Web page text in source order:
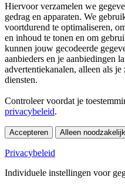
Hiervoor verzamelen we
gedrag en apparaten. We
voortdurend te optimaliseren,
en inhoud te tonen en om
kunnen jouw gecodeerde
aanbieders en je aanbiedingen
advertentiekanalen, alleen als
diensten.
Controleer voordat je
privacybeleid.
Accepteren Alleen
Privacybeleid
Individuele instellingen voor